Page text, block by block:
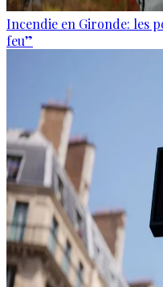
Incendie en Gironde: les
feu”